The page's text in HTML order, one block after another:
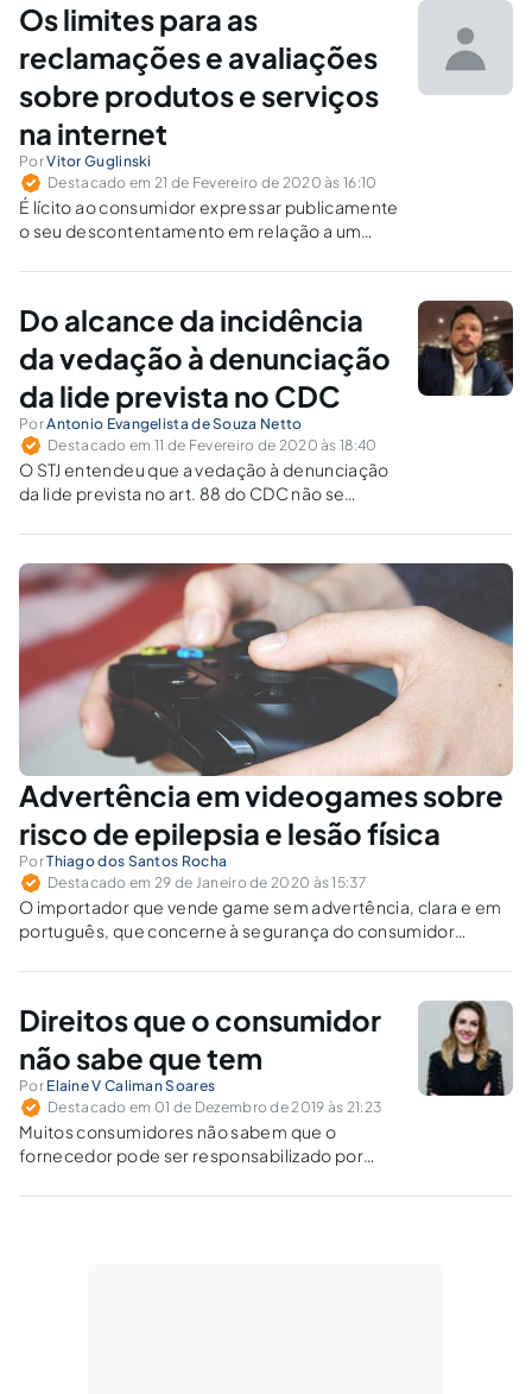
Os limites para as
reclamações e avaliações
sobre produtos e serviços
na internet
PorVitor Guglinski
Destacado em 21 de Fevereiro de 2020 às 16:10
É lícito ao consumidor expressar publicamente
o seu descontentamento em relação a um
o faça abusivamente, ofendendo o
Do alcance da incidência
da vedação à denunciação
da lide prevista no CDC
PorAntonio Evangelista de Souza Netto
Destacado em 11 de Fevereiro de 2020 às 18:40
O STJ entendeu que a vedação à denunciação
da lide prevista no art. 88 do CDC não se
por fato do produto, sendo aplicável também
nas demais hipóteses de responsabilidade
civil por acidentes de consumo.
Advertência em videogames sobre
risco de epilepsia e lesão física
PorThiago dos Santos Rocha
Destacado em 29 de Janeiro de 2020 às 15:37
O importador que vende game sem advertência, clara e em
português, que concerne à segurança do consumidor
Direitos que o consumidor
não sabe que tem
Por Elaine V Caliman Soares
Destacado em 01 de Dezembro de 2019 às 21:23
Muitos consumidores não sabem que o
fornecedor pode ser responsabilizado por
legais ou contratualmente concedidos.